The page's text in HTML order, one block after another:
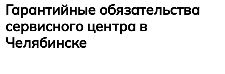
Гарантийные обязательства
сервисного центра в
Челябинске